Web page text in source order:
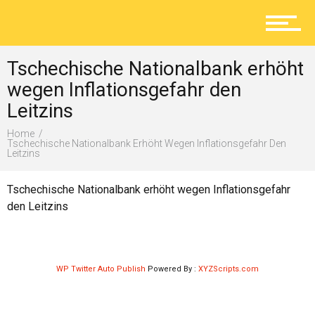
Lokal
Ratgeber
Service
Tschechische Nationalbank erhöht
wegen Inflationsgefahr den
Leitzins
Home
Tschechische Nationalbank Erhöht Wegen Inflationsgefahr Den
Leitzins
Tschechische Nationalbank erhöht wegen Inflationsgefahr
den Leitzins
WP Twitter Auto Publish Powered By : XYZScripts.com